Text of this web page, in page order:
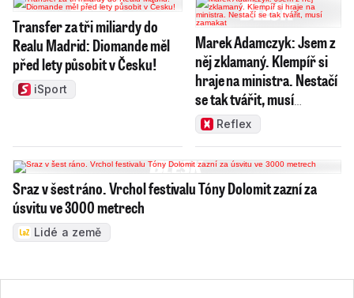
Transfer za tři miliardy do
Realu Madrid: Diomande měl
před lety působit v Česku!
iSport
Marek Adamczyk: Jsem z
něj zklamaný. Klempíř si
hraje na ministra. Nestačí
se tak tvářit, musí
zamakat
Reflex
Sraz v šest ráno. Vrchol festivalu Tóny Dolomit zazní za
úsvitu ve 3000 metrech
Lidé a země